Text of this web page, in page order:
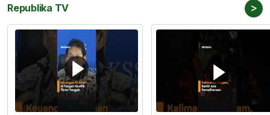
Republika TV >